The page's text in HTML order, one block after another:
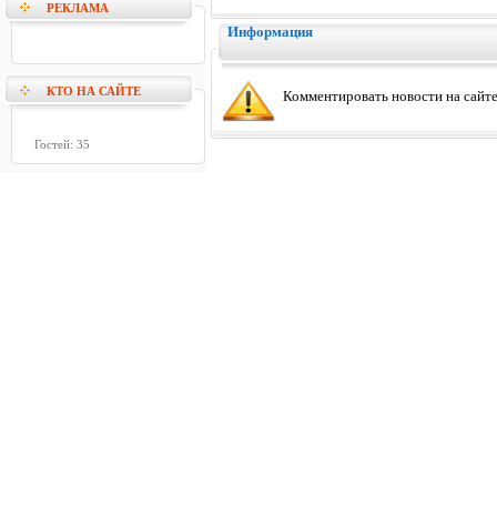
РЕКЛАМА
КТО НА САЙТЕ
Гостей: 35
Информация
Комментировать новости на